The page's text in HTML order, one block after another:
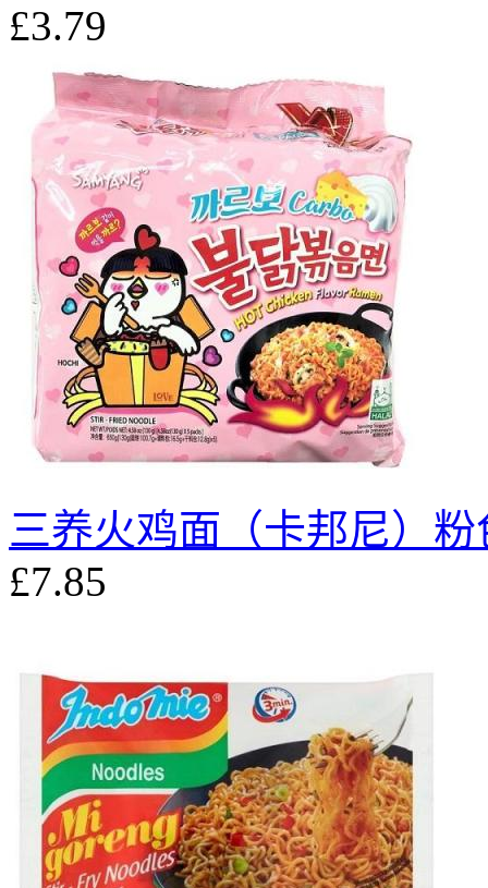
£3.79
三养火鸡面（卡邦尼）粉
£7.85